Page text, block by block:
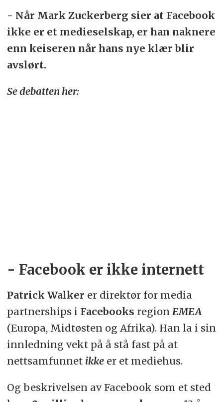
- Når Mark Zuckerberg sier at Facebook
ikke er et medieselskap, er han naknere
enn keiseren når hans nye klær blir
avslørt.
Se debatten her:
- Facebook er ikke internett
Patrick Walker er direktør for media
partnerships i Facebooks region EMEA
(Europa, Midtøsten og Afrika). Han la i sin
innledning vekt på å stå fast på at
nettsamfunnet ikkeer et mediehus.
Og beskrivelsen av Facebook som et sted